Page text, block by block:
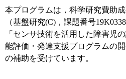
本プログラムは，科学研究費助
（基盤研究(C)，課題番号
「センサ技術を活用した障害児
能評価・発達支援プログラムの開
の補助を受けています。